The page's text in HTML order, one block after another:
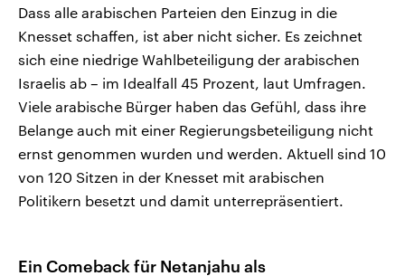
Dass alle arabischen Parteien den Einzug in die
Knesset schaffen, ist aber nicht sicher. Es zeichnet
sich eine niedrige Wahlbeteiligung der arabischen
Israelis ab – im Idealfall 45 Prozent, laut Umfragen.
Viele arabische Bürger haben das Gefühl, dass ihre
Belange auch mit einer Regierungsbeteiligung nicht
ernst genommen wurden und werden. Aktuell sind 10
von 120 Sitzen in der Knesset mit arabischen
Politikern besetzt und damit unterrepräsentiert.
Ein Comeback für Netanjahu als